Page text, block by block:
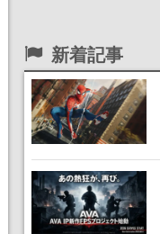
新着記事